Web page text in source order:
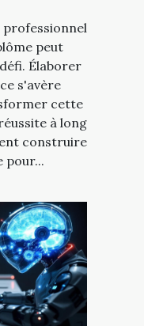
peut
Élaborer
s'avère
cette
à long
construire
pour...